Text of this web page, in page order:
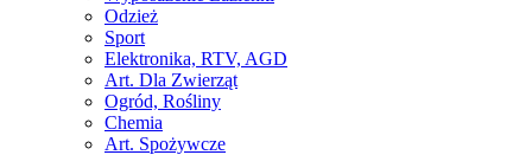
Odzież
Sport
Elektronika, RTV, AGD
Art. Dla Zwierząt
Ogród, Rośliny
Chemia
Art. Spożywcze